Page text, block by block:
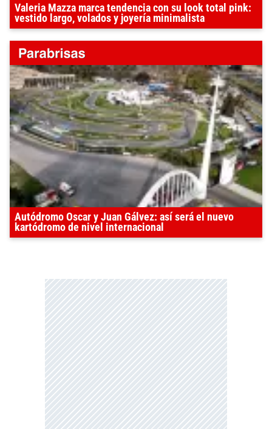
Valeria Mazza marca tendencia con su look total pink:
vestido largo, volados y joyería minimalista
Autódromo Oscar y Juan Gálvez: así será el nuevo
kartódromo de nivel internacional